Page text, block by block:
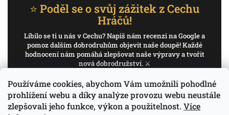
Používáme cookies, abychom Vám umožnili pohodlné
prohlížení webu a díky analýze provozu webu neustále
zlepšovali jeho funkce, výkon a použitelnost. Více
⭐ Poděl se o svůj zážitek z Cechu
Hráčů!
Líbilo se ti u nás v Cechu? Napiš nám recenzi na Google a
pomoz dalším dobrodruhům objevit naše doupě! Každé
hodnocení nám pomáhá zlepšovat naše výpravy a tvořit
nová dobrodružství. ⚔️
✍️ Napiš recenzi na Google
Děkujeme, že pomáháš psát příběh Cechu Hráčů.